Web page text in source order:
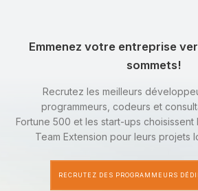
Emmenez votre entreprise
sommets!
Recrutez les meilleurs
programmeurs, codeurs et
Fortune 500 et les start-ups
Team Extension pour leurs projets
RECRUTEZ DES PROGRAMMEURS